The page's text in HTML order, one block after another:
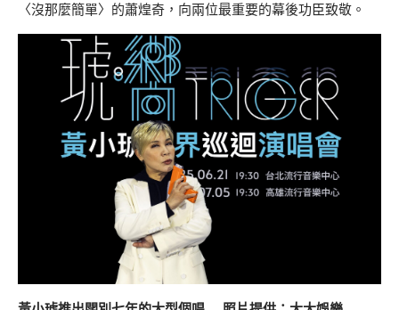
〈沒那麼簡單〉的蕭煌奇，向兩位最重要的幕後功臣致敬。